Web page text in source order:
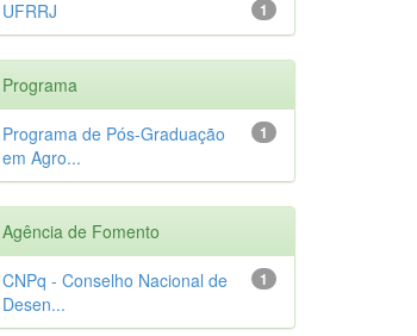
1
UFRRJ
Programa
1
Programa de Pós-Graduação
em Agro...
Agência de Fomento
1
CNPq - Conselho Nacional de
Desen...